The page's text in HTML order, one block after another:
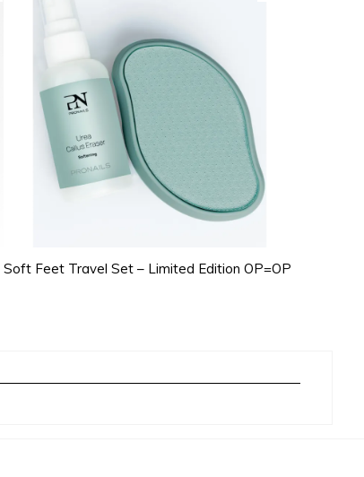
Soft Feet Travel Set – Limited Edition OP=OP